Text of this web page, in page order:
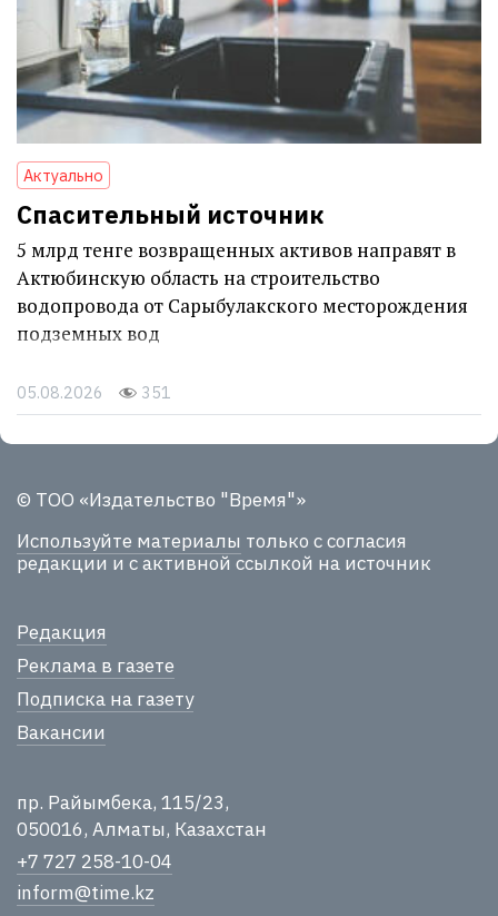
Актуально
Спасительный источник
5 млрд тенге возвращенных активов направят в
Актюбинскую область на строительство
водопровода от Сарыбулакского месторождения
подземных вод
05.08.2026 351
© ТОО «Издательство "Время"»
Используйте материалы только с согласия
редакции и с активной ссылкой на источник
Редакция
Реклама в газете
Подписка на газету
Вакансии
пр. Райымбека, 115/23,
050016, Алматы, Казахстан
+7 727 258-10-04
inform@time.kz